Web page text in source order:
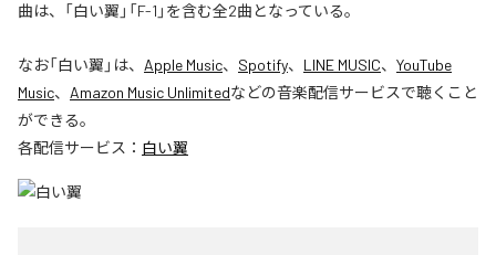
曲は、「白い翼」「F-1」を含む全2曲となっている。
なお「白い翼 」は、 Apple Music、 Spotify、 LINE MUSIC、 YouTube
Music、 Amazon Music Unlimitedなどの音楽配信サービスで聴くこと
ができる。
各配信サービス： 白い翼